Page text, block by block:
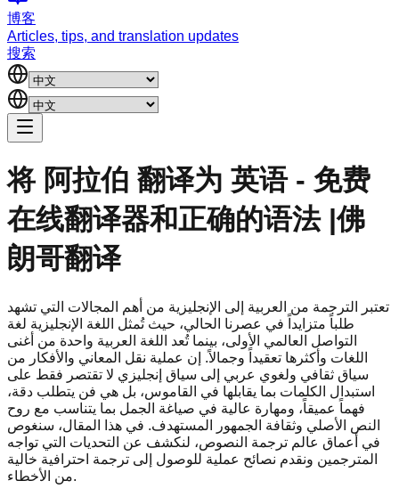
博客
Articles, tips, and translation updates
搜索
将 阿拉伯 翻译为 英语 - 免费
在线翻译器和正确的语法 |佛
朗哥翻译
تعتبر الترجمة من العربية إلى الإنجليزية من أهم المجالات التي تشهد
طلباً متزايداً في عصرنا الحالي، حيث تُمثل اللغة الإنجليزية لغة
التواصل العالمي الأولى، بينما تُعد اللغة العربية واحدة من أغنى
اللغات وأكثرها تعقيداً وجمالاً. إن عملية نقل المعاني والأفكار من
سياق ثقافي ولغوي عربي إلى سياق إنجليزي لا تقتصر فقط على
استبدال الكلمات بما يقابلها في القاموس، بل هي فن يتطلب دقة،
فهماً عميقاً، ومهارة عالية في صياغة الجمل بما يتناسب مع روح
النص الأصلي وثقافة الجمهور المستهدف. في هذا المقال، سنغوص
في أعماق عالم ترجمة النصوص، لنكشف عن التحديات التي تواجه
المترجمين ونقدم نصائح عملية للوصول إلى ترجمة احترافية خالية
من الأخطاء.